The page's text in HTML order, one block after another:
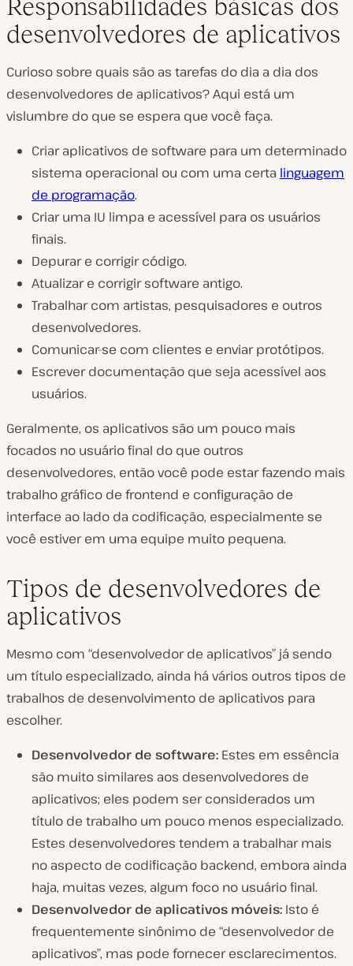
Responsabilidades básicas dos
desenvolvedores de aplicativos
Curioso sobre quais são as tarefas do dia a dia dos
desenvolvedores de aplicativos? Aqui está um
vislumbre do que se espera que você faça.
Criar aplicativos de software para um determinado
sistema operacional ou com uma certa linguagem
de programação.
Criar uma IU limpa e acessível para os usuários
finais.
Depurar e corrigir código.
Atualizar e corrigir software antigo.
Trabalhar com artistas, pesquisadores e outros
desenvolvedores.
Comunicar-se com clientes e enviar protótipos.
Escrever documentação que seja acessível aos
usuários.
Geralmente, os aplicativos são um pouco mais
focados no usuário final do que outros
desenvolvedores, então você pode estar fazendo mais
trabalho gráfico de frontend e configuração de
interface ao lado da codificação, especialmente se
você estiver em uma equipe muito pequena.
Tipos de desenvolvedores de
aplicativos
Mesmo com “desenvolvedor de aplicativos” já sendo
um título especializado, ainda há vários outros tipos de
trabalhos de desenvolvimento de aplicativos para
escolher.
Desenvolvedor de software: Estes em essência
são muito similares aos desenvolvedores de
aplicativos; eles podem ser considerados um
título de trabalho um pouco menos especializado.
Estes desenvolvedores tendem a trabalhar mais
no aspecto de codificação backend, embora ainda
haja, muitas vezes, algum foco no usuário final.
Desenvolvedor de aplicativos móveis: Isto é
frequentemente sinônimo de “desenvolvedor de
aplicativos”, mas pode fornecer esclarecimentos.